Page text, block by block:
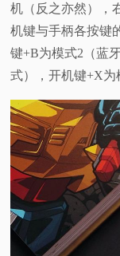
机（反之亦然），
机键与手柄各按键
键+B为模式2（蓝
式），开机键+X为